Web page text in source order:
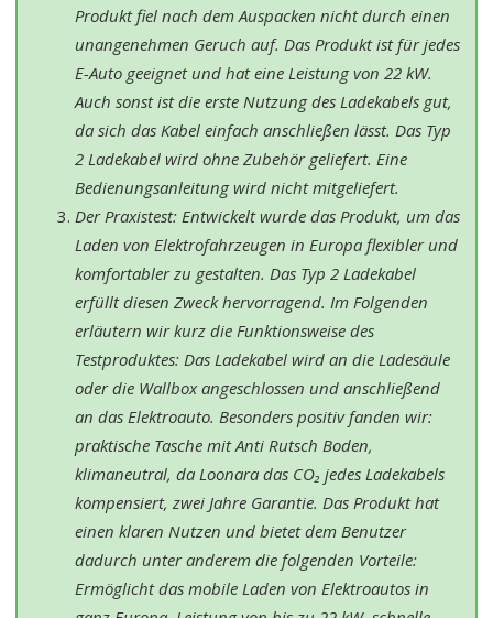
Produkt fiel nach dem Auspacken nicht durch einen
unangenehmen Geruch auf. Das Produkt ist für jedes
E-Auto geeignet und hat eine Leistung von 22 kW.
Auch sonst ist die erste Nutzung des Ladekabels gut,
da sich das Kabel einfach anschließen lässt. Das Typ
2 Ladekabel wird ohne Zubehör geliefert. Eine
Bedienungsanleitung wird nicht mitgeliefert.
Der Praxistest: Entwickelt wurde das Produkt, um das
Laden von Elektrofahrzeugen in Europa flexibler und
komfortabler zu gestalten. Das Typ 2 Ladekabel
erfüllt diesen Zweck hervorragend. Im Folgenden
erläutern wir kurz die Funktionsweise des
Testproduktes: Das Ladekabel wird an die Ladesäule
oder die Wallbox angeschlossen und anschließend
an das Elektroauto. Besonders positiv fanden wir:
praktische Tasche mit Anti Rutsch Boden,
klimaneutral, da Loonara das CO₂ jedes Ladekabels
kompensiert, zwei Jahre Garantie. Das Produkt hat
einen klaren Nutzen und bietet dem Benutzer
dadurch unter anderem die folgenden Vorteile:
Ermöglicht das mobile Laden von Elektroautos in